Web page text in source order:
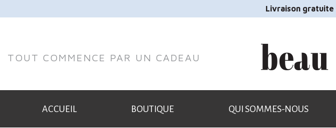
Livraison gratuite
TOUT COMMENCE PAR UN CADEAU
ACCUEIL BOUTIQUE QUI SOMMES-NOUS